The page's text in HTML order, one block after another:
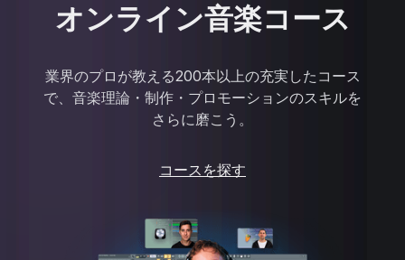
オンライン音楽コース
業界のプロが教える200本以上の充実したコース
で、音楽理論・制作・プロモーションのスキルを
さらに磨こう。
コースを探す